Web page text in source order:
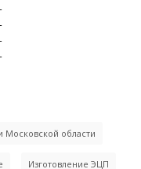
Московской области
Изготовление ЭЦП